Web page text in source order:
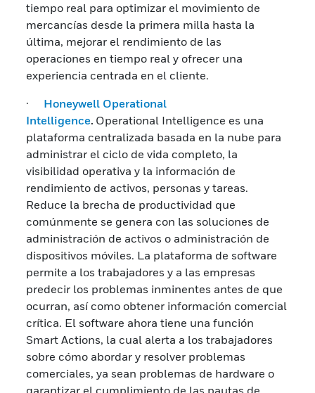
tiempo real para optimizar el movimiento de
mercancías desde la primera milla hasta la
última, mejorar el rendimiento de las
operaciones en tiempo real y ofrecer una
experiencia centrada en el cliente.
· Honeywell Operational
Intelligence. Operational Intelligence es una
plataforma centralizada basada en la nube para
administrar el ciclo de vida completo, la
visibilidad operativa y la información de
rendimiento de activos, personas y tareas.
Reduce la brecha de productividad que
comúnmente se genera con las soluciones de
administración de activos o administración de
dispositivos móviles. La plataforma de software
permite a los trabajadores y a las empresas
predecir los problemas inminentes antes de que
ocurran, así como obtener información comercial
crítica. El software ahora tiene una función
Smart Actions, la cual alerta a los trabajadores
sobre cómo abordar y resolver problemas
comerciales, ya sean problemas de hardware o